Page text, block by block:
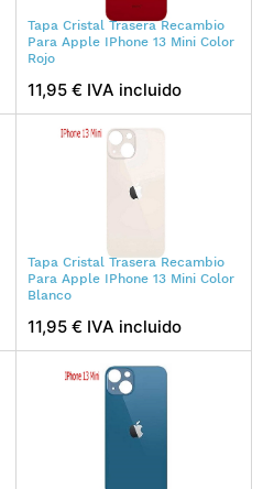
Tapa Cristal Trasera Recambio
Para Apple IPhone 13 Mini Color
Rojo
11,95 € IVA incluido
Tapa Cristal Trasera Recambio
Para Apple IPhone 13 Mini Color
Blanco
11,95 € IVA incluido